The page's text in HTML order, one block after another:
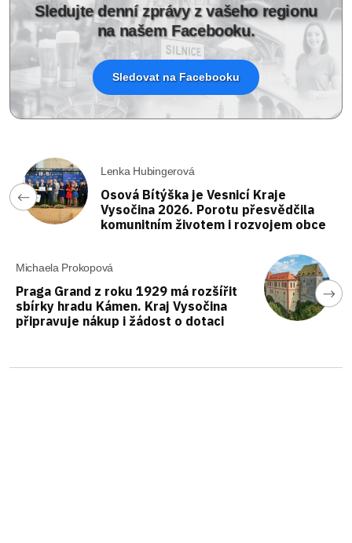
Sledujte denní zprávy z vašeho regionu
na našem Facebooku.
Sledovat na Facebooku
Lenka Hubingerová
Osová Bítýška je Vesnicí Kraje
Vysočina 2026. Porotu přesvědčila
komunitním životem i rozvojem obce
Michaela Prokopová
Praga Grand z roku 1929 má rozšířit
sbírky hradu Kámen. Kraj Vysočina
připravuje nákup i žádost o dotaci